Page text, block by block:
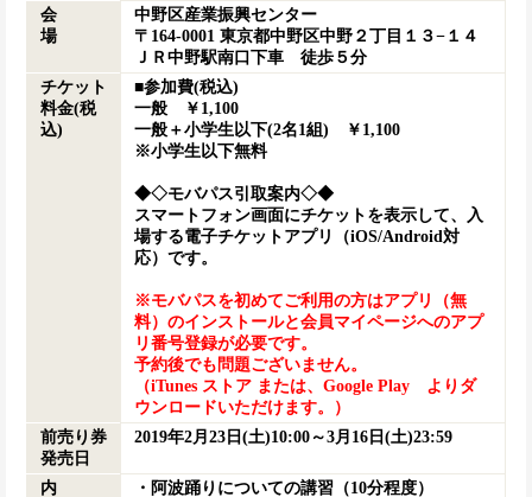
会
場
中野区産業振興センター
〒164-0001 東京都中野区中野２丁目１３−１４
ＪＲ中野駅南口下車 徒歩５分
チケット
料金(税
込)
■参加費(税込)
一般 ￥1,100
一般＋小学生以下(2名1組) ￥1,100
※小学生以下無料
◆◇モバパス引取案内◇◆
スマートフォン画面にチケットを表示して、入
場する電子チケットアプリ（iOS/Android対
応）です。
※モバパスを初めてご利用の方はアプリ（無
料）のインストールと会員マイページへのアプ
リ番号登録が必要です。
予約後でも問題ございません。
（iTunes ストア または、Google Play よりダ
ウンロードいただけます。）
前売り券
発売日
2019年2月23日(土)10:00～3月16日(土)23:59
内
・阿波踊りについての講習（10分程度）